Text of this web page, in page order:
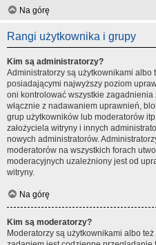
Na górę
Rangi użytkownika i grupy
Kim są administratorzy?
Administratorzy są użytkownikami albo
posiadającymi najwyższy poziom
oni kontrolować wszystkie
włącznie z nadawaniem uprawnień,
grup użytkowników lub moderatorów
założyciela witryny i innych
nowych administratorów.
moderatorów na wszystkich forach
moderacyjnych uzależniony jest od
witryny.
Na górę
Kim są moderatorzy?
Moderatorzy są użytkownikami albo